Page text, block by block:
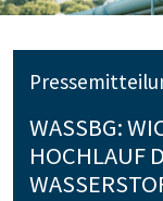
WASSBG:
HOCHLAUF